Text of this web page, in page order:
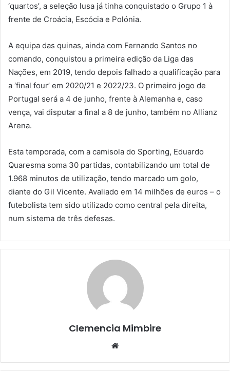
‘quartos’, a seleção lusa já tinha conquistado o Grupo 1 à
frente de Croácia, Escócia e Polónia.
A equipa das quinas, ainda com Fernando Santos no
comando, conquistou a primeira edição da Liga das
Nações, em 2019, tendo depois falhado a qualificação para
a ‘final four’ em 2020/21 e 2022/23. O primeiro jogo de
Portugal será a 4 de junho, frente à Alemanha e, caso
vença, vai disputar a final a 8 de junho, também no Allianz
Arena.
Esta temporada, com a camisola do Sporting, Eduardo
Quaresma soma 30 partidas, contabilizando um total de
1.968 minutos de utilização, tendo marcado um golo,
diante do Gil Vicente. Avaliado em 14 milhões de euros – o
futebolista tem sido utilizado como central pela direita,
num sistema de três defesas.
Clemencia Mimbire
Website